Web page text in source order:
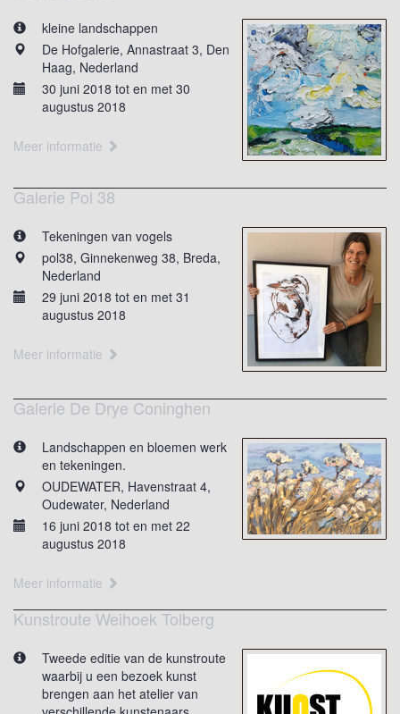
kleine landschappen
De Hofgalerie, Annastraat 3, Den
Haag, Nederland
30 juni 2018 tot en met 30
augustus 2018
Meer informatie
Galerie Pol 38
Tekeningen van vogels
pol38, Ginnekenweg 38, Breda,
Nederland
29 juni 2018 tot en met 31
augustus 2018
Meer informatie
Galerie De Drye Coninghen
Landschappen en bloemen werk
en tekeningen.
OUDEWATER, Havenstraat 4,
Oudewater, Nederland
16 juni 2018 tot en met 22
augustus 2018
Meer informatie
Kunstroute Weihoek Tolberg
Tweede editie van de kunstroute
waarbij u een bezoek kunst
brengen aan het atelier van